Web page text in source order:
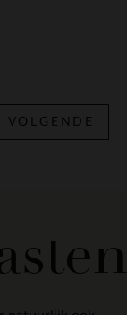
VOLGENDE